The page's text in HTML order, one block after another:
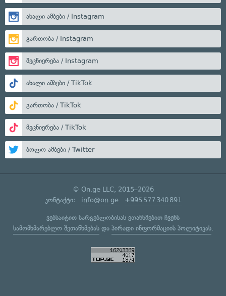
ახალი ამბები / Instagram
გართობა / Instagram
მეცნიერება / Instagram
ახალი ამბები / TikTok
გართობა / TikTok
მეცნიერება / TikTok
ბოლო ამბები / Twitter
© On.ge LLC, 2015–2026
კონტაქტი: info@on.ge +995 577 340 891
ვებსაიტით სარგებლობისას ეთანხმებით ჩვენს
სამომხმარებლო შეთანხმებასდა პირადი ინფორმაციის პოლიტიკას.